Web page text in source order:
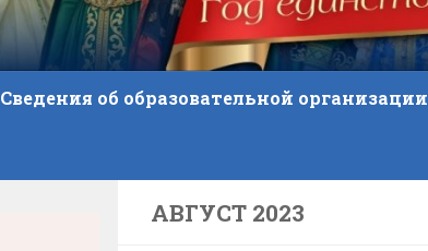
Сведения об образовательной организации
АВГУСТ 2023